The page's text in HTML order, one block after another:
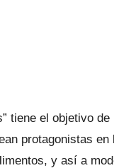
tiene el objetivo
protagonistas en
y así a